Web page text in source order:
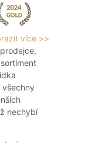
více >>
nechybí